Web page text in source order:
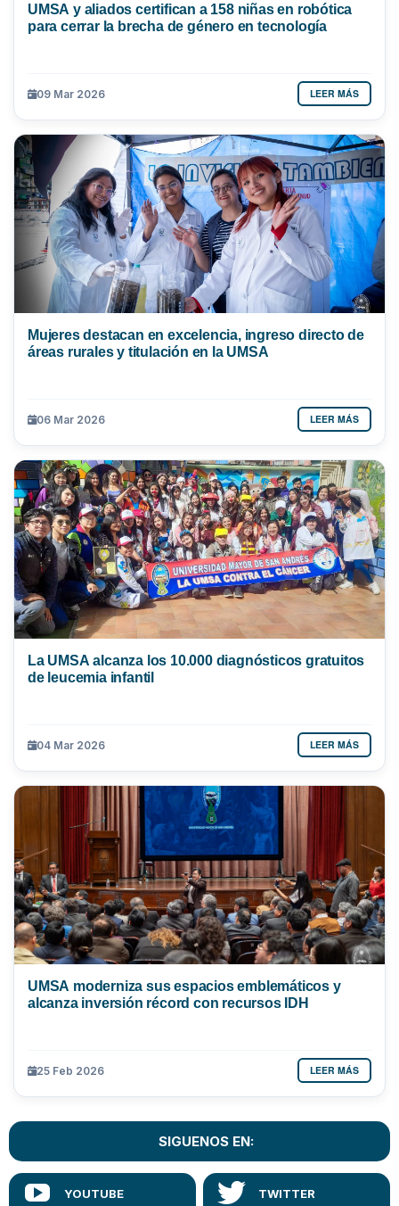
UMSA y aliados certifican a 158 niñas en robótica
para cerrar la brecha de género en tecnología
09 Mar 2026 LEER MÁS
Mujeres destacan en excelencia, ingreso directo de
áreas rurales y titulación en la UMSA
06 Mar 2026 LEER MÁS
La UMSA alcanza los 10.000 diagnósticos gratuitos
de leucemia infantil
04 Mar 2026 LEER MÁS
UMSA moderniza sus espacios emblemáticos y
alcanza inversión récord con recursos IDH
25 Feb 2026 LEER MÁS
SIGUENOS EN: